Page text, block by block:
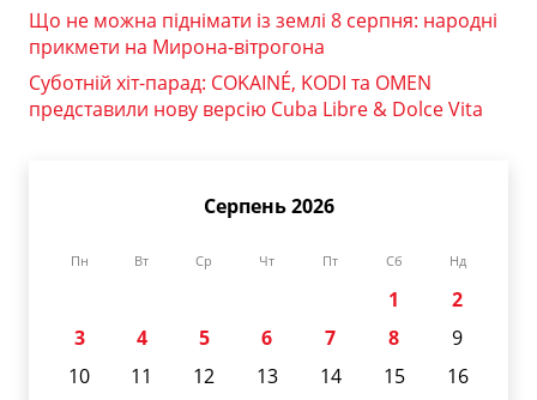
Що не можна піднімати із землі 8 серпня: народні
прикмети на Мирона-вітрогона
Суботній хіт-парад: COKAINÉ, KODI та OMEN
представили нову версію Cuba Libre & Dolce Vita
Серпень 2026
Пн Вт Ср Чт Пт Сб Нд
1
2
3
4 5 6 7 8
9
10
11 12 13 14 15
16